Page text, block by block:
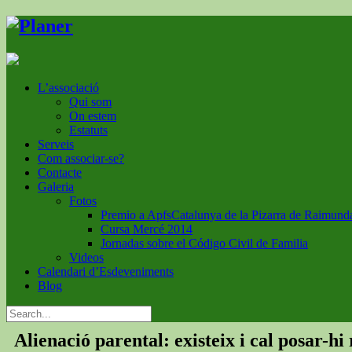
L’associació
Qui som
On estem
Estatuts
Serveis
Com associar-se?
Contacte
Galeria
Fotos
Premio a ApfsCatalunya de la Pizarra de
Cursa Mercé 2014
Jornadas sobre el Código Civil de Familia
Videos
Calendari d’Esdeveniments
Blog
Alienació parental: existeix i cal posar-hi